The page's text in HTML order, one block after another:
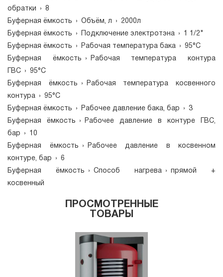
обратки
›
8
Буферная ёмкость
› Объём, л ›
2000л
Буферная ёмкость
› Подключение электротэна ›
1 1/2"
Буферная ёмкость
› Рабочая температура бака ›
95°С
Буферная ёмкость
›
Рабочая температура контура
ГВС
›
95°С
Буферная ёмкость
›
Рабочая температура косвенного
контура
›
95°С
Буферная ёмкость
› Рабочее давление бака, бар ›
3
Буферная ёмкость
›
Рабочее давление в контуре ГВС,
бар
›
10
Буферная ёмкость
›
Рабочее давление в косвенном
контуре, бар
›
6
Буферная ёмкость
› Способ нагрева ›
прямой +
косвенный
ПРОСМОТРЕННЫЕ
ТОВАРЫ